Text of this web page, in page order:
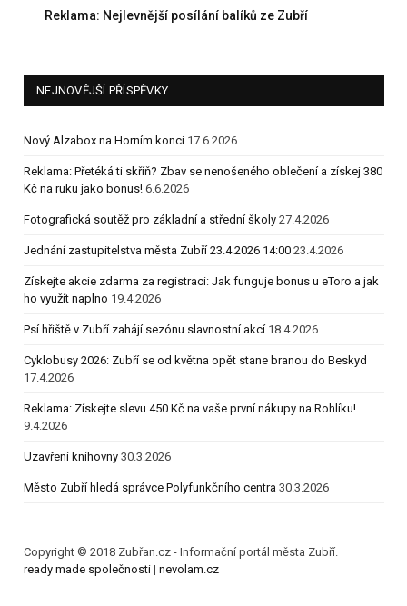
Reklama: Nejlevnější posílání balíků ze Zubří
NEJNOVĚJŠÍ PŘÍSPĚVKY
Nový Alzabox na Horním konci 17.6.2026
Reklama: Přetéká ti skříň? Zbav se nenošeného oblečení a získej 380
Kč na ruku jako bonus! 6.6.2026
Fotografická soutěž pro základní a střední školy 27.4.2026
Jednání zastupitelstva města Zubří 23.4.2026 14:00 23.4.2026
Získejte akcie zdarma za registraci: Jak funguje bonus u eToro a jak
ho využít naplno 19.4.2026
Psí hřiště v Zubří zahájí sezónu slavnostní akcí 18.4.2026
Cyklobusy 2026: Zubří se od května opět stane branou do Beskyd
17.4.2026
Reklama: Získejte slevu 450 Kč na vaše první nákupy na Rohlíku!
9.4.2026
Uzavření knihovny 30.3.2026
Město Zubří hledá správce Polyfunkčního centra 30.3.2026
Copyright © 2018 Zubřan.cz - Informační portál města Zubří.
ready made společnosti | nevolam.cz